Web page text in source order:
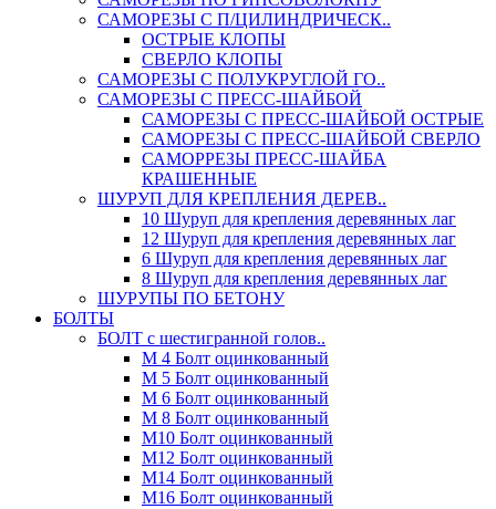
САМОРЕЗЫ С П/ЦИЛИНДРИЧЕСК..
ОСТРЫЕ КЛОПЫ
СВЕРЛО КЛОПЫ
САМОРЕЗЫ С ПОЛУКРУГЛОЙ ГО..
САМОРЕЗЫ С ПРЕСС-ШАЙБОЙ
САМОРЕЗЫ С ПРЕСС-ШАЙБОЙ ОСТРЫЕ
САМОРЕЗЫ С ПРЕСС-ШАЙБОЙ СВЕРЛО
САМОРРЕЗЫ ПРЕСС-ШАЙБА
КРАШЕННЫЕ
ШУРУП ДЛЯ КРЕПЛЕНИЯ ДЕРЕВ..
10 Шуруп для крепления деревянных лаг
12 Шуруп для крепления деревянных лаг
6 Шуруп для крепления деревянных лаг
8 Шуруп для крепления деревянных лаг
ШУРУПЫ ПО БЕТОНУ
БОЛТЫ
БОЛТ с шестигранной голов..
М 4 Болт оцинкованный
М 5 Болт оцинкованный
М 6 Болт оцинкованный
М 8 Болт оцинкованный
М10 Болт оцинкованный
М12 Болт оцинкованный
М14 Болт оцинкованный
М16 Болт оцинкованный